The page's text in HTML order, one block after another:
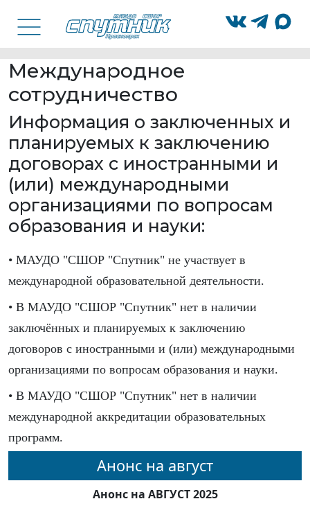
Международное
сотрудничество
Информация о заключенных и
планируемых к заключению
договорах с иностранными и
(или) международными
организациями по вопросам
образования и науки:
• МАУДО "СШОР "Спутник" не участвует в
международной образовательной деятельности.
• В МАУДО "СШОР "Спутник" нет в наличии
заключённых и планируемых к заключению
договоров с иностранными и (или) международными
организациями по вопросам образования и науки.
• В МАУДО "СШОР "Спутник" нет в наличии
международной аккредитации образовательных
программ.
Анонс на август
Анонс на АВГУСТ 2025